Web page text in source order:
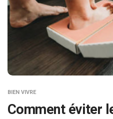
BIEN VIVRE
Comment éviter